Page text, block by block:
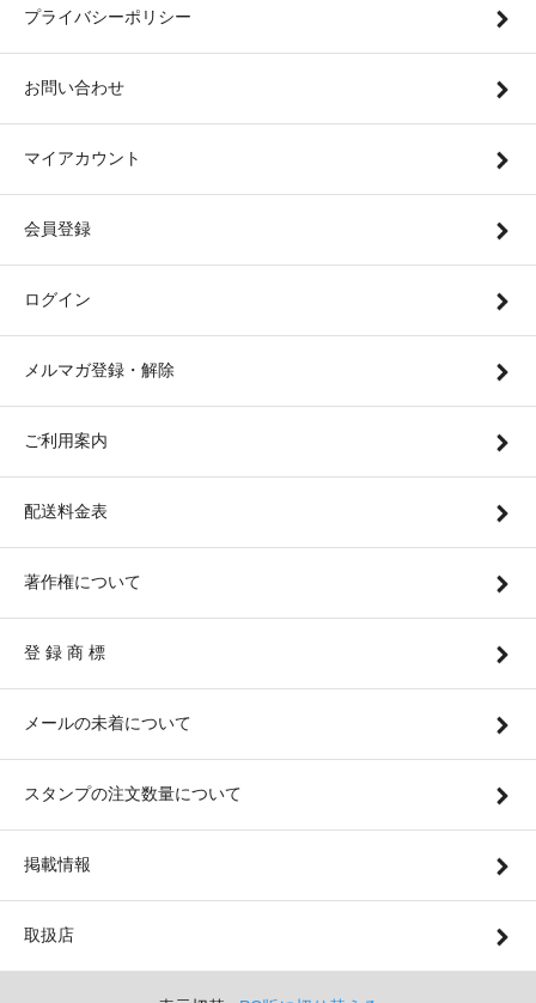
プライバシーポリシー
お問い合わせ
マイアカウント
会員登録
ログイン
メルマガ登録・解除
ご利用案内
配送料金表
著作権について
登 録 商 標
メールの未着について
スタンプの注文数量について
掲載情報
取扱店